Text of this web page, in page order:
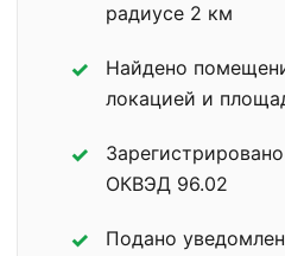
радиусе 2 км
Найдено
локацией и
ОКВЭД 96.02
Подано